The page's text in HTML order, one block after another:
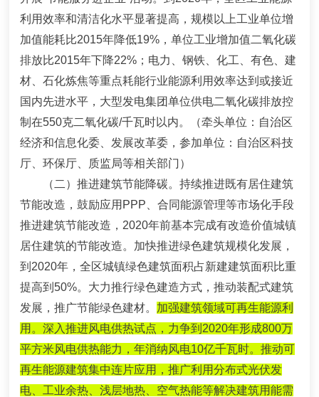
利用效率和清洁化水平显著提高，规模以上工业单位增
加值能耗比2015年降低19% ，单位工业增加值二氧化碳
排放比2015年下降22% ；电力、钢铁、化工、有色、建
材、石化炼焦等重点耗能行业能源利用效率达到或接近
国内先进水平，大型发电集团单位供电二氧化碳排放控
制在550克二氧化碳/千瓦时以内。
（牵头单位：自治区
经济和信息化委、发展改革委，参加单位：自治区科技
厅、环保厅、质监局等相关部门）
（二）推进建筑节能降碳。持续推进既有居住建筑
节能改造，鼓励应用PPP、合同能源管理等市场化手段
推进建筑节能改造，2020年前基本完成有改造价值城镇
居住建筑的节能改造。加快推进绿色建筑规模化发展，
到2020年，全区城镇绿色建筑面积占新建建筑面积比重
提高到50%。大力推行绿色建造方式，推动装配式建筑
发展，推广节能绿色建材。 加强建筑领域可再生能源利
用。深入推进风电供热试点，力争到2020年形成800万
平方米风电供热能力，年消纳风电10亿千瓦时。推动可
再生能源建筑集中连片应用，推广利用分布式光伏发
电、工业余热、浅层地热、空气热能等解决建筑用能需